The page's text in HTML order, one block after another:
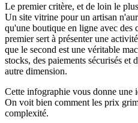
Le premier critère, et de loin le
Un site vitrine pour un artisan
qu'une boutique en ligne avec des
premier sert à présenter une
que le second est une véritable
stocks, des paiements sécurisés et
autre dimension.
Cette infographie vous donne une
On voit bien comment les prix
complexité.